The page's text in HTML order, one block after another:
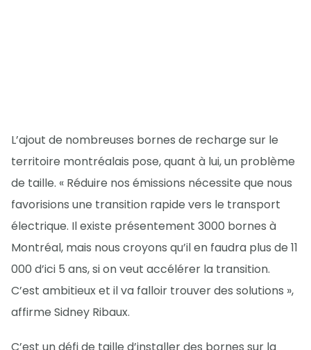
L’ajout de nombreuses bornes de recharge sur le
territoire montréalais pose, quant à lui, un problème
de taille. « Réduire nos émissions nécessite que nous
favorisions une transition rapide vers le transport
électrique. Il existe présentement 3000 bornes à
Montréal, mais nous croyons qu’il en faudra plus de 11
000 d’ici 5 ans, si on veut accélérer la transition.
C’est ambitieux et il va falloir trouver des solutions »,
affirme Sidney Ribaux.
C’est un défi de taille d’installer des bornes sur la